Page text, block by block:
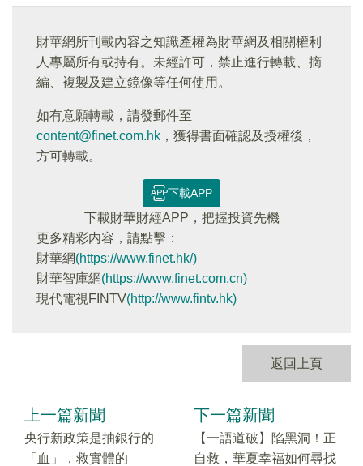
財華網所刊載內容之知識產權為財華網及相關權利
人專屬所有或持有。未經許可，禁止進行轉載、摘
編、複製及建立鏡像等任何使用。
如有意願轉載，請發郵件至
content@finet.com.hk ，獲得書面確認及授權後，
方可轉載。
下載APP
下載財華財經APP，把握投資先機
更多精彩内容，請點擊：
財華網(https://www.finet.hk/)
財華智庫網(https://www.finet.com.cn)
現代電視FINTV(http://www.fintv.hk)
返回上頁
上一篇新聞
央行新政策是抽銀行的
「血」，救實體的
下一篇新聞
【一語道破】陷黑洞！正
自救，華夏幸福如何尋找